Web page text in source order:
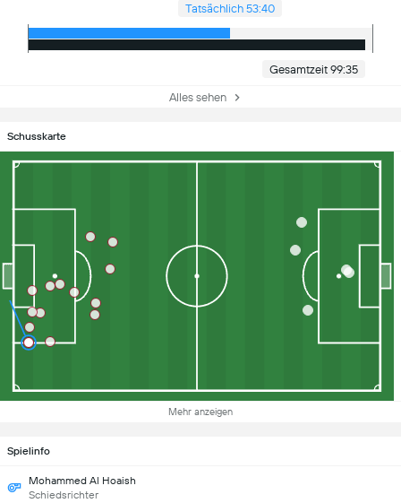
Tatsächlich 53:40
Gesamtzeit 99:35
Alles sehen
Schusskarte
Mehr anzeigen
Spielinfo
Mohammed Al Hoaish
Schiedsrichter